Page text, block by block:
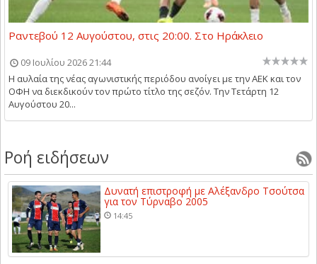
Ραντεβού 12 Αυγούστου, στις 20:00. Στο Ηράκλειο
09 Ιουλίου 2026 21:44
Η αυλαία της νέας αγωνιστικής περιόδου ανοίγει με την ΑΕΚ και τον
ΟΦΗ να διεκδικούν τον πρώτο τίτλο της σεζόν. Την Τετάρτη 12
Αυγούστου 20...
Ροή ειδήσεων
Δυνατή επιστροφή με Αλέξανδρο Τσούτσα
για τον Τύρναβο 2005
14:45